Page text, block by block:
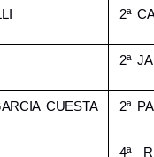
2ª
2ª
CUESTA 2ª
4ª